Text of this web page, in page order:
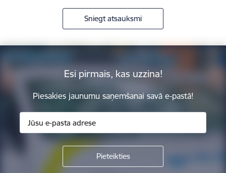
Sniegt atsauksmi
Esi pirmais, kas uzzina!
Piesakies jaunumu saņemšanai savā e-pastā!